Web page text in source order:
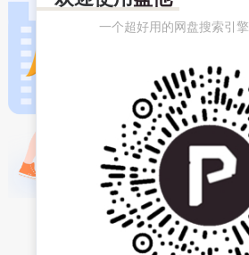
一个超好用的网盘搜索引擎